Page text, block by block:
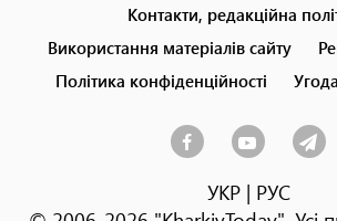
menu
Контакти, редакційна
Використання матеріалів сайту
Політика конфіденційності
УКР| РУС